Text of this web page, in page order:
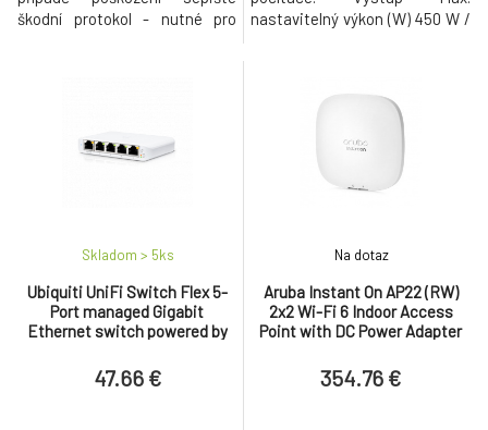
škodní protokol - nutné pro
bočnice na obou stranách
nastavitelný výkon (W) 450 W /
interaktivní Typ křivky Iterační
aproximace sinusového
průběhu Doba přechodu 6 ms
typical : 10 ms maximum
Vstup Kmitočet
Ubiquiti UniFi Switch Flex 5-
Port managed Gigabit
Ethernet switch powered by
power adapt
Skladom > 5ks
47.66 €
Aruba Instant On AP22 (RW)
2x2 Wi-Fi 6 Indoor Access
Point with DC Power Adapter
Na dotaz
354.76 €